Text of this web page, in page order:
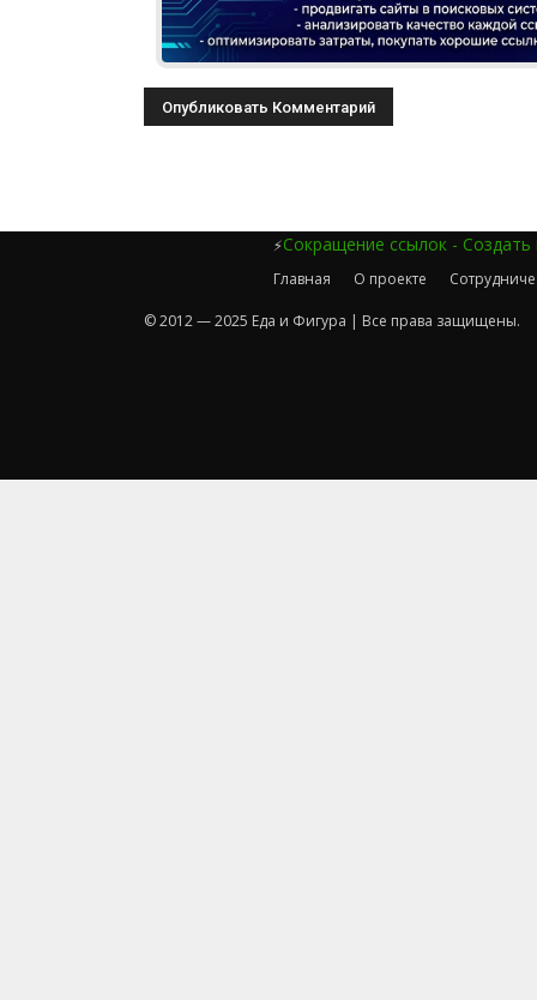
⚡Сокращение ссылок - Создать
Главная О проекте
© 2012 — 2025 Еда и Фигура | Все права защищены.